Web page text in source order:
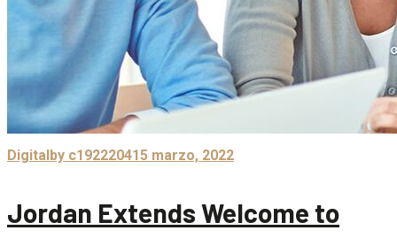
Digital by c192220415 marzo, 2022
Jordan Extends Welcome to